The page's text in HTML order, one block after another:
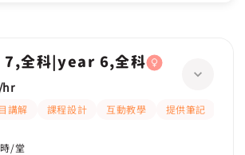
全科|year 6,全科
/hr
講解 課程設計 互動教學 提供筆記
/堂